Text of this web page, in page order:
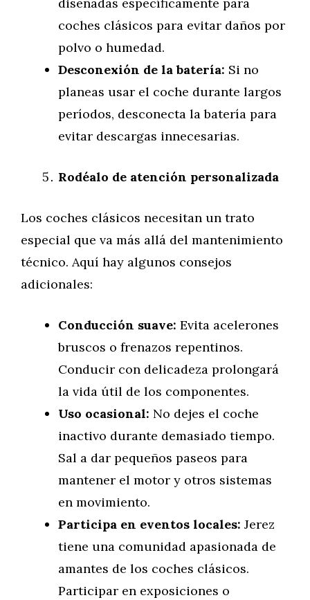
coches clásicos para evitar daños por
polvo o humedad.
Desconexión de la batería: Si no
planeas usar el coche durante largos
períodos, desconecta la batería para
evitar descargas innecesarias.
Rodéalo de atención personalizada
Los coches clásicos necesitan un trato
especial que va más allá del mantenimiento
técnico. Aquí hay algunos consejos
adicionales:
Conducción suave: Evita acelerones
bruscos o frenazos repentinos.
Conducir con delicadeza prolongará
la vida útil de los componentes.
Uso ocasional: No dejes el coche
inactivo durante demasiado tiempo.
Sal a dar pequeños paseos para
mantener el motor y otros sistemas
en movimiento.
Participa en eventos locales: Jerez
tiene una comunidad apasionada de
amantes de los coches clásicos.
Participar en exposiciones o